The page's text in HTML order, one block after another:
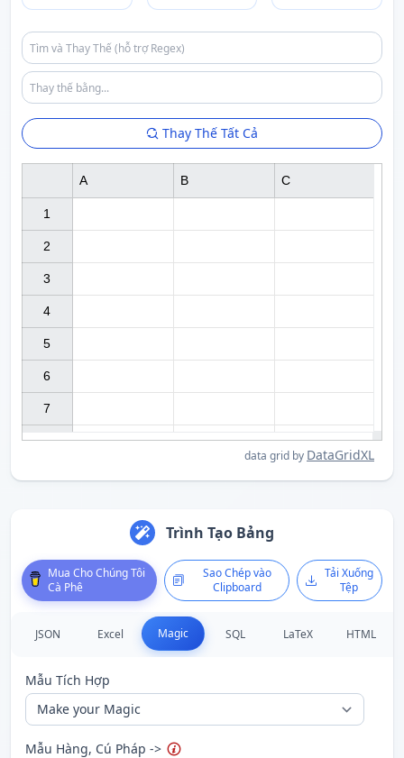
Thay Thế Tất Cả
data grid by DataGridXL
1
2
3
4
5
6
7
A B C
Trình Tạo Bảng
Mua Cho Chúng Tôi
Cà Phê
Sao Chép vào
Clipboard
Tải Xuống
Tệp
JSON Excel Magic SQL LaTeX HTML
Mẫu Tích Hợp
Mẫu Hàng, Cú Pháp ->
Mô tả
Trường thứ 1, thứ 2 ... củatiêu đề , tức là {hA} {hB} ...
Phương thức chuỗi
Trường thứ 1, thứ 2 ... của hàng hiện tại, tức là {$A} {$B} ...
Phương thức chuỗi
Phân tách hàng hiện tại bằng chuỗi sau
dòng của hànghiện tại từ 1 hoặc 100
Thực thimã JavaScript, ví dụ: {x new Date()}
Sử dụng dấu gạch chéo ngược